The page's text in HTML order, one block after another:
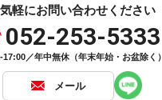
軽にお問い合わせください
052-253-5333
17:00／年中無休（年末年始・お盆除く）
メール